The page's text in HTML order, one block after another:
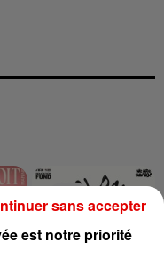
est notre priorité
sans accepter